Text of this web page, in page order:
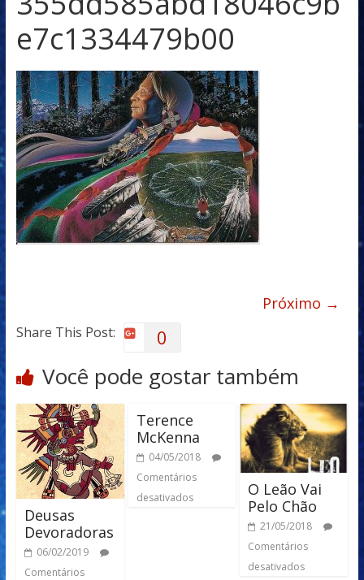
e7c1334479b00
Próximo →
Share This Post: 0
Você pode gostar também
Deusas
Devoradoras
06/02/2019
Comentários
Terence
McKenna
04/05/2018
Comentários
desativados
O Leão Vai
Pelo Chão
21/05/2018
Comentários
desativados